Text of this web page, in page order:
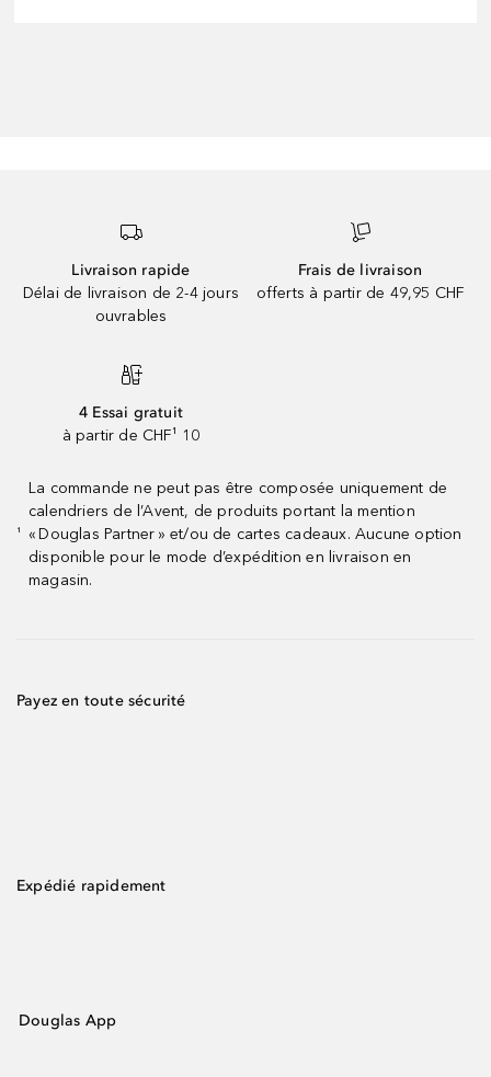
Livraison rapide
Délai de livraison de 2-4 jours
ouvrables
Frais de livraison
offerts à partir de 49,95 CHF
4 Essai gratuit
à partir de CHF¹ 10
¹
La commande ne peut pas être composée uniquement de
calendriers de l’Avent, de produits portant la mention
« Douglas Partner » et/ou de cartes cadeaux. Aucune option
disponible pour le mode d’expédition en livraison en
magasin.
Payez en toute sécurité
Expédié rapidement
Douglas App